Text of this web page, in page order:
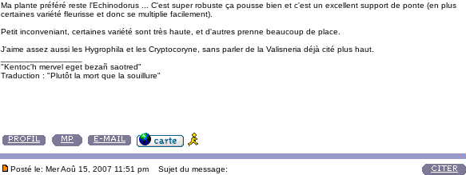
Ma plante préféré reste l'Echinodorus ... C'est super robuste ça pousse bien et c'est un excellent support de ponte (en plus
certaines variété fleurisse et donc se multiplie facilement).
Petit inconveniant, certaines variété sont très haute, et d'autres prenne beaucoup de place.
J'aime assez aussi les Hygrophila et les Cryptocoryne, sans parler de la Valisneria déjà cité plus haut.
"Kentoc'h mervel eget bezañ saotred"
Traduction : "Plutôt la mort que la souillure"
Posté le: Mer Aoû 15, 2007 11:51 pm Sujet du message: